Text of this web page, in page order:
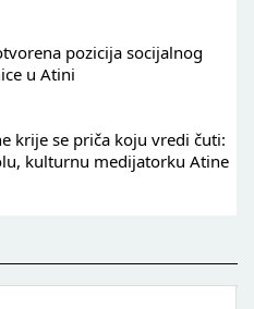
pozicija socijalnog
u Atini
krije se priča koju vredi čuti:
kulturnu medijatorku Atine